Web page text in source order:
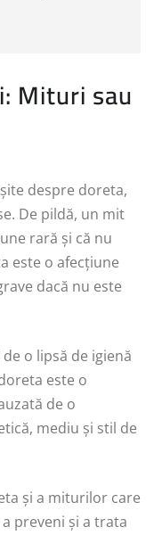
Mituri sau
despre doreta,
De pildă, un mit
rară și că nu
este o afecțiune
dacă nu este
o lipsă de igienă
este o
de o
mediu și stil de
și a miturilor care
preveni și a trata